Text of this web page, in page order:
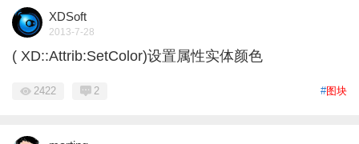
XDSoft
2013-7-28
( XD::Attrib:SetColor)设置属性实体颜色
#图块
2422 2